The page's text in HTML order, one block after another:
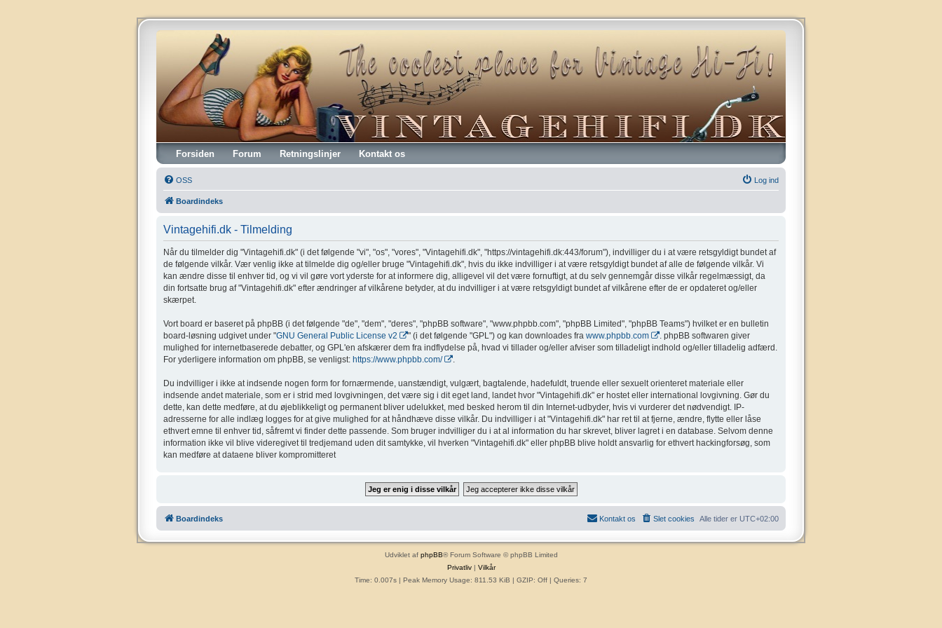
Vintagehifi.dk
Forsiden Forum Retningslinjer Kontakt os
OSS Log ind
Boardindeks
Vintagehifi.dk - Tilmelding
Når du tilmelder dig "Vintagehifi.dk" (i det følgende "vi", "os", "vores", "Vintagehifi.dk", "https://vintagehifi.dk:443/forum"), indvilliger du i at være retsgyldigt bundet af
de følgende vilkår. Vær venlig ikke at tilmelde dig og/eller bruge "Vintagehifi.dk", hvis du ikke indvilliger i at være retsgyldigt bundet af alle de følgende vilkår. Vi
kan ændre disse til enhver tid, og vi vil gøre vort yderste for at informere dig, alligevel vil det være fornuftigt, at du selv gennemgår disse vilkår regelmæssigt, da
din fortsatte brug af "Vintagehifi.dk" efter ændringer af vilkårene betyder, at du indvilliger i at være retsgyldigt bundet af vilkårene efter de er opdateret og/eller
skærpet.
Vort board er baseret på phpBB (i det følgende "de", "dem", "deres", "phpBB software", "www.phpbb.com", "phpBB Limited", "phpBB Teams") hvilket er en bulletin
board-løsning udgivet under "GNU General Public License v2 " (i det følgende "GPL") og kan downloades fra www.phpbb.com
. phpBB softwaren giver
mulighed for internetbaserede debatter, og GPL'en afskærer dem fra indflydelse på, hvad vi tillader og/eller afviser som tilladeligt indhold og/eller tilladelig adfærd.
For yderligere information om phpBB, se venligst: https://www.phpbb.com/ .
Du indvilliger i ikke at indsende nogen form for fornærmende, uanstændigt, vulgært, bagtalende, hadefuldt, truende eller sexuelt orienteret materiale eller
indsende andet materiale, som er i strid med lovgivningen, det være sig i dit eget land, landet hvor "Vintagehifi.dk" er hostet eller international lovgivning. Gør du
dette, kan dette medføre, at du øjeblikkeligt og permanent bliver udelukket, med besked herom til din Internet-udbyder, hvis vi vurderer det nødvendigt. IP-
adresserne for alle indlæg logges for at give mulighed for at håndhæve disse vilkår. Du indvilliger i at "Vintagehifi.dk" har ret til at fjerne, ændre, flytte eller låse
ethvert emne til enhver tid, såfremt vi finder dette passende. Som bruger indvilliger du i at al information du har skrevet, bliver lagret i en database. Selvom denne
information ikke vil blive videregivet til tredjemand uden dit samtykke, vil hverken "Vintagehifi.dk" eller phpBB blive holdt ansvarlig for ethvert hackingforsøg, som
kan medføre at dataene bliver kompromitteret
Boardindeks Alle tider er UTC+02:00
Slet cookies
Kontakt os
Udviklet af phpBB® Forum Software © phpBB Limited
Privatliv| Vilkår
Time: 0.007s | Peak Memory Usage: 811.53 KiB | GZIP: Off | Queries: 7